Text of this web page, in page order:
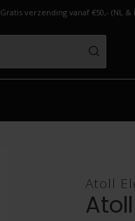
Gratis verzending vanaf €50,- (NL &
Atoll
Atoll